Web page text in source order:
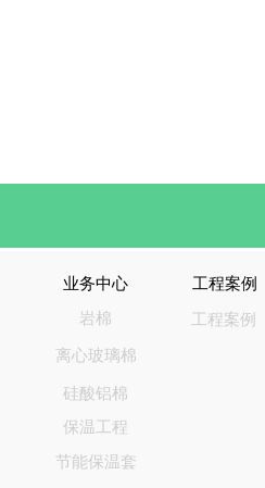
业务中心
工程案例
岩棉
离心玻璃棉
硅酸铝棉
保温工程
节能保温套
工程案例